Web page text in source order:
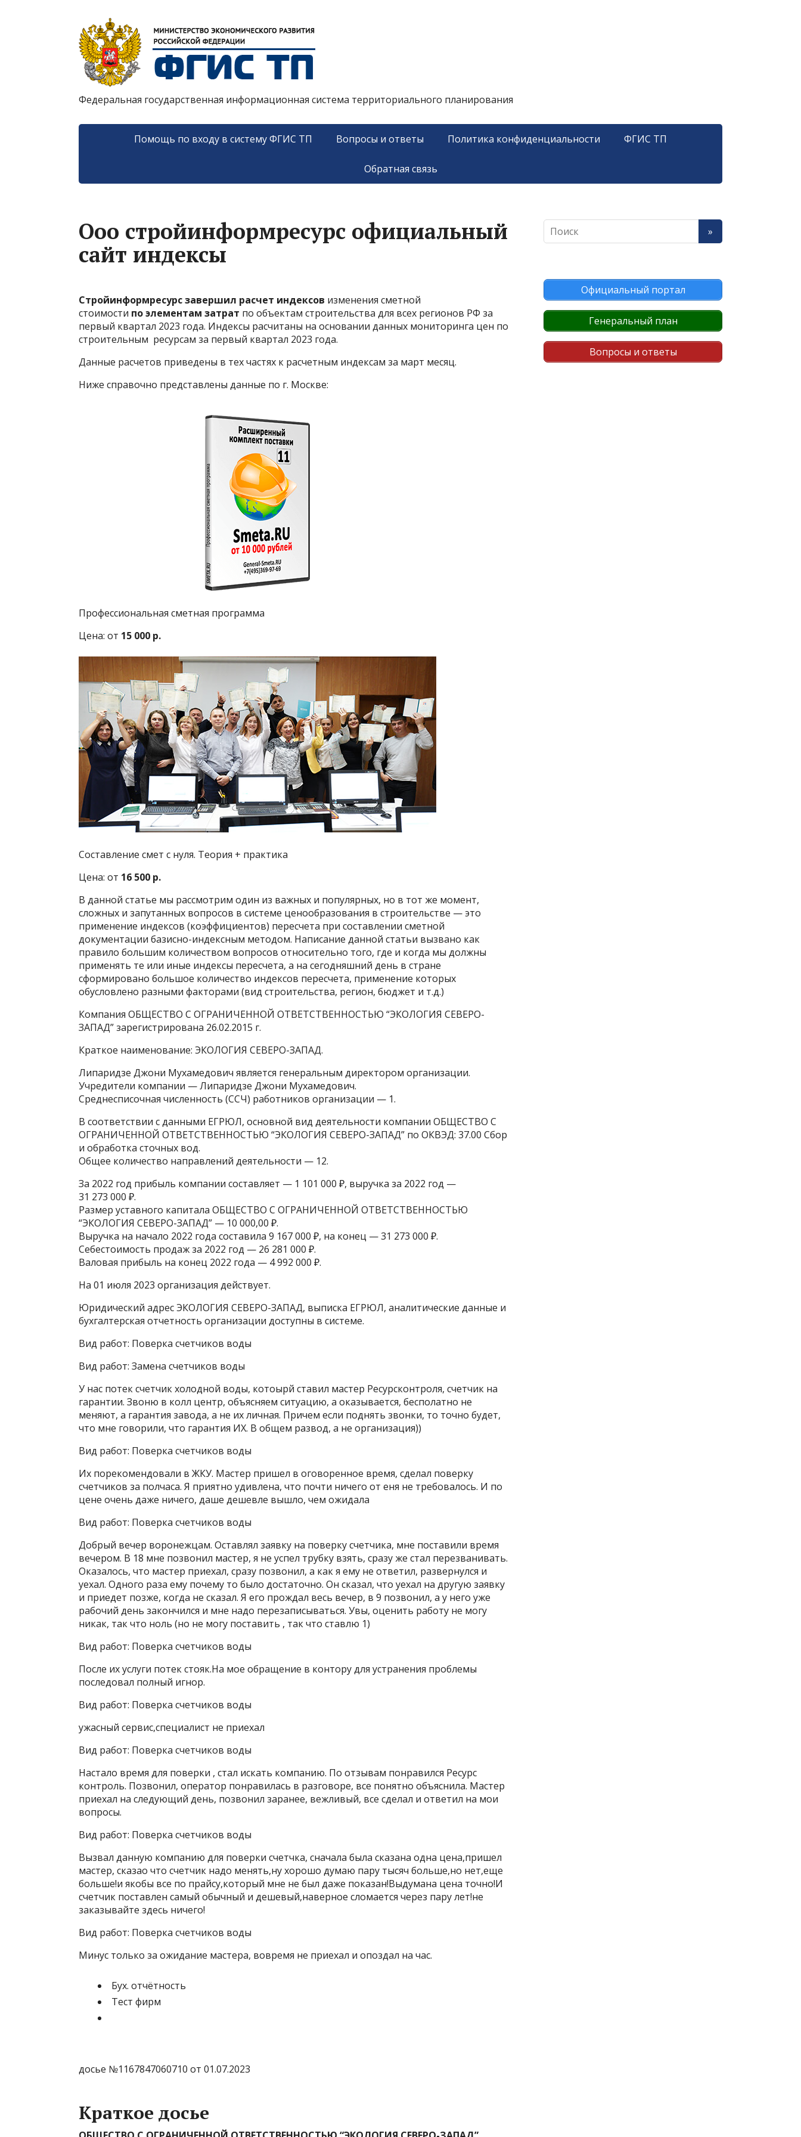
Федеральная государственная информационная система территориального планирования
Помощь по входу в систему ФГИС ТП Вопросы и ответы Политика конфиденциальности ФГИС ТП
Обратная связь
Ооо стройинформресурс официальный
сайт индексы
Стройинформресурс завершил расчет индексов изменения сметной
стоимости поэлементам затрат по объектам строительства для всех регионов РФ за
первый квартал 2023 года. Индексы расчитаны на основании данных мониторинга цен по
строительным ресурсам за первый квартал 2023 года.
Данные расчетов приведены в тех частях к расчетным индексам за март месяц.
Ниже справочно представлены данные по г. Москве:
Профессиональная сметная программа
Цена: от 15 000 р.
Составление смет с нуля. Теория + практика
Цена: от 16 500 р.
В данной статье мы рассмотрим один из важных и популярных, но в тот же момент,
сложных и запутанных вопросов в системе ценообразования в строительстве — это
применение индексов (коэффициентов) пересчета при составлении сметной
документации базисно-индексным методом. Написание данной статьи вызвано как
правило большим количеством вопросов относительно того, где и когда мы должны
применять те или иные индексы пересчета, а на сегодняшний день в стране
сформировано большое количество индексов пересчета, применение которых
обусловлено разными факторами (вид строительства, регион, бюджет и т.д.)
Компания ОБЩЕСТВО С ОГРАНИЧЕННОЙ ОТВЕТСТВЕННОСТЬЮ “ЭКОЛОГИЯ СЕВЕРО-
ЗАПАД” зарегистрирована 26.02.2015 г.
Краткое наименование: ЭКОЛОГИЯ СЕВЕРО-ЗАПАД.
Липаридзе Джони Мухамедович является генеральным директором организации.
Учредители компании — Липаридзе Джони Мухамедович.
Среднесписочная численность (ССЧ) работников организации — 1.
В соответствии с данными ЕГРЮЛ, основной вид деятельности компании ОБЩЕСТВО С
ОГРАНИЧЕННОЙ ОТВЕТСТВЕННОСТЬЮ “ЭКОЛОГИЯ СЕВЕРО-ЗАПАД” по ОКВЭД: 37.00 Сбор
и обработка сточных вод.
Общее количество направлений деятельности — 12.
За 2022 год прибыль компании составляет — 1 101 000 ₽, выручка за 2022 год —
31 273 000 ₽.
Размер уставного капитала ОБЩЕСТВО С ОГРАНИЧЕННОЙ ОТВЕТСТВЕННОСТЬЮ
“ЭКОЛОГИЯ СЕВЕРО-ЗАПАД” — 10 000,00 ₽.
Выручка на начало 2022 года составила 9 167 000 ₽, на конец — 31 273 000 ₽.
Себестоимость продаж за 2022 год — 26 281 000 ₽.
Валовая прибыль на конец 2022 года — 4 992 000 ₽.
На 01 июля 2023 организация действует.
Юридический адрес ЭКОЛОГИЯ СЕВЕРО-ЗАПАД, выписка ЕГРЮЛ, аналитические данные и
бухгалтерская отчетность организации доступны в системе.
Вид работ: Поверка счетчиков воды
Вид работ: Замена счетчиков воды
У нас потек счетчик холодной воды, котоырй ставил мастер Ресурсконтроля, счетчик на
гарантии. Звоню в колл центр, объясняем ситуацию, а оказывается, бесполатно не
меняют, а гарантия завода, а не их личная. Причем если поднять звонки, то точно будет,
что мне говорили, что гарантия ИХ. В общем развод, а не организация))
Вид работ: Поверка счетчиков воды
Их порекомендовали в ЖКУ. Мастер пришел в оговоренное время, сделал поверку
счетчиков за полчаса. Я приятно удивлена, что почти ничего от еня не требовалось. И по
цене очень даже ничего, даше дешевле вышло, чем ожидала
Вид работ: Поверка счетчиков воды
Добрый вечер воронежцам. Оставлял заявку на поверку счетчика, мне поставили время
вечером. В 18 мне позвонил мастер, я не успел трубку взять, сразу же стал перезванивать.
Оказалось, что мастер приехал, сразу позвонил, а как я ему не ответил, развернулся и
уехал. Одного раза ему почему то было достаточно. Он сказал, что уехал на другую заявку
и приедет позже, когда не сказал. Я его прождал весь вечер, в 9 позвонил, а у него уже
рабочий день закончился и мне надо перезаписываться. Увы, оценить работу не могу
никак, так что ноль (но не могу поставить , так что ставлю 1)
Вид работ: Поверка счетчиков воды
После их услуги потек стояк.На мое обращение в контору для устранения проблемы
последовал полный игнор.
Вид работ: Поверка счетчиков воды
ужасный сервис,специалист не приехал
Вид работ: Поверка счетчиков воды
Настало время для поверки , стал искать компанию. По отзывам понравился Ресурс
контроль. Позвонил, оператор понравилась в разговоре, все понятно объяснила. Мастер
приехал на следующий день, позвонил заранее, вежливый, все сделал и ответил на мои
вопросы.
Вид работ: Поверка счетчиков воды
Вызвал данную компанию для поверки счетчка, сначала была сказана одна цена,пришел
мастер, сказао что счетчик надо менять,ну хорошо думаю пару тысяч больше,но нет,еще
больше!и якобы все по прайсу,который мне не был даже показан!Выдумана цена точно!И
счетчик поставлен самый обычный и дешевый,наверное сломается через пару лет!не
заказывайте здесь ничего!
Вид работ: Поверка счетчиков воды
Минус только за ожидание мастера, вовремя не приехал и опоздал на час.
Бух. отчётность
Тест фирм
досье №1167847060710 от 01.07.2023
Краткое досье
Официальный портал
Генеральный план
Вопросы и ответы